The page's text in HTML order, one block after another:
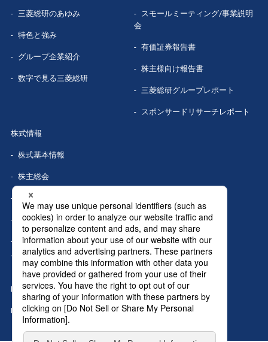
三菱総研のあゆみ
特色と強み
グループ企業紹介
数字で見る三菱総研
スモールミーティング/事業説明
会
有価証券報告書
株主様向け報告書
三菱総研グループレポート
スポンサードリサーチレポート
株式情報
株式基本情報
株主総会
株式事務手続き
配当情報
株価情報（Yahoo!ファイナン
ス）
IRカレンダー IRニュース
MRIグランドトップへ